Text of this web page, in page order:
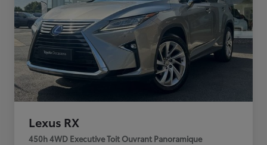
Lexus RX
450h 4WD Executive Toit Ouvrant Panoramique